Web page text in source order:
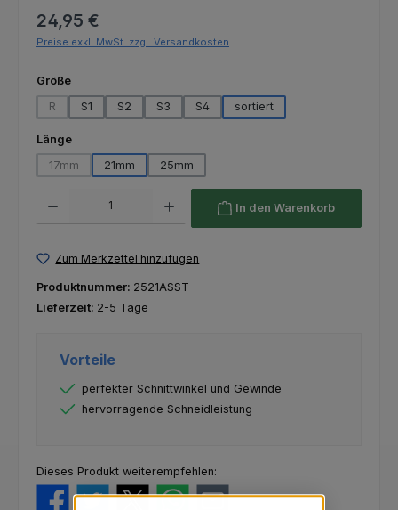
Regulärer Preis:
24,95 €
Preise exkl. MwSt. zzgl. Versandkosten
Größeauswählen
R
(Diese Option ist zurzeit nicht verfügbar.)
S1 S2 S3 S4 sortiert
Längeauswählen
17mm
(Diese Option ist zurzeit nicht verfügbar.)
21mm 25mm
In den Warenkorb
Zum Merkzettel hinzufügen
Produktnummer: 2521ASST
Lieferzeit: 2-5 Tage
Vorteile
perfekter Schnittwinkel und Gewinde
hervorragende Schneidleistung
Dieses Produkt weiterempfehlen: